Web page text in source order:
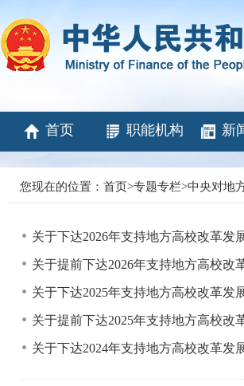
首页 职能机构 新
您现在的位置： 首页>专题专栏>中央对地
关于下达2026年支持地方高校改革发
关于提前下达2026年支持地方高校改
关于下达2025年支持地方高校改革发
关于提前下达2025年支持地方高校改
关于下达2024年支持地方高校改革发